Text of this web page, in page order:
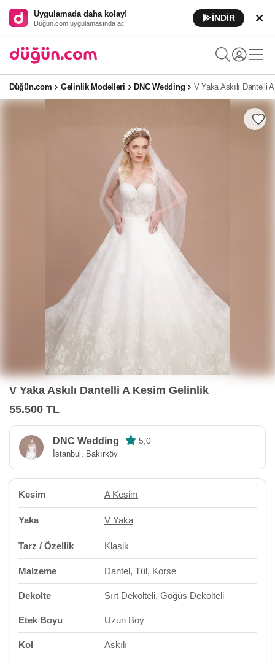
Uygulamada daha kolay!
Düğün.com uygulamasında aç
İNDİR
Düğün.com Gelinlik Modelleri DNC Wedding V Yaka Askılı Dantelli
V Yaka Askılı Dantelli A Kesim Gelinlik
55.500 TL
DNC Wedding 5,0
İstanbul, Bakırköy
Kesim A Kesim
Yaka V Yaka
Tarz / Özellik Klasik
Malzeme Dantel, Tül, Korse
Dekolte Sırt Dekolteli, Göğüs Dekolteli
Etek Boyu Uzun Boy
Kol Askılı